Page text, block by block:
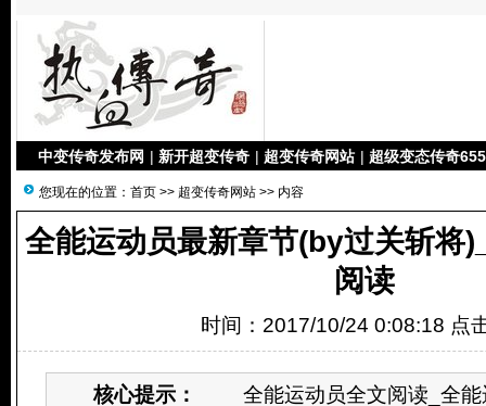
中变传奇发布网 | 新开超变传奇 | 超变传奇网站 | 超级变态传奇
您现在的位置： 首页 >> 超变传奇网站 >> 内容
全能运动员最新章节(by过关斩将
阅读
时间：2017/10/24 0:08:18 点
核心提示：
全能运动员全文阅读_全能